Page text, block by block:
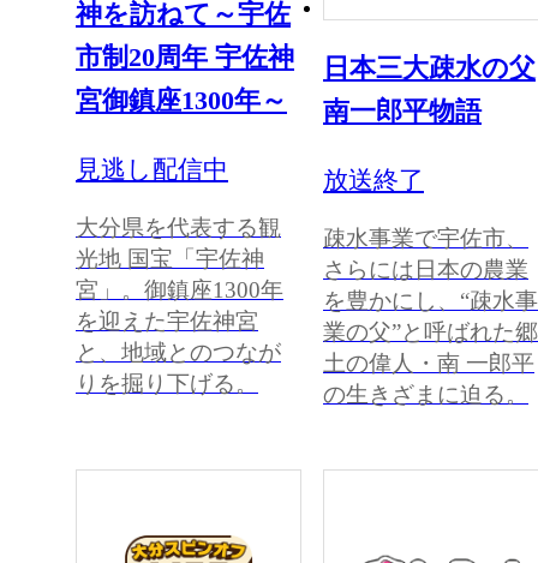
神を訪ねて～宇佐
市制20周年 宇佐神
宮御鎮座1300年～
見逃し配信中
大分県を代表する観
光地 国宝「宇佐神
宮」。御鎮座1300年
を迎えた宇佐神宮
と、地域とのつなが
りを掘り下げる。
日本三大疎水の父
南一郎平物語
放送終了
疎水事業で宇佐市、
さらには日本の農業
を豊かにし、“疎水事
業の父”と呼ばれた郷
土の偉人・南 一郎平
の生きざまに迫る。